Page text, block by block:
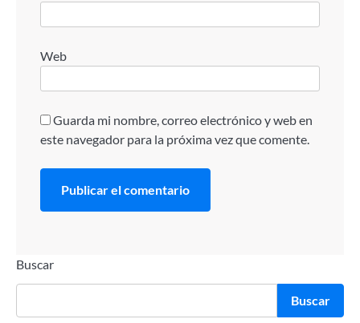
Web
Guarda mi nombre, correo electrónico y web en
este navegador para la próxima vez que comente.
Buscar
Buscar